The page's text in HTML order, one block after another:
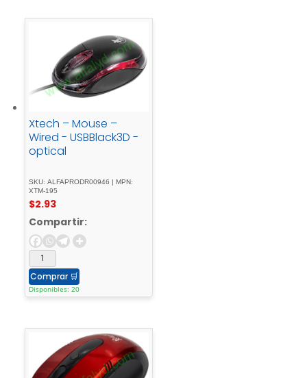
Xtech – Mouse –
Wired - USBBlack3D -
optical
SKU: ALFAPRODR00946 | MPN:
XTM-195
$2.93
Compartir:
Comprar 🛒
Disponibles: 20